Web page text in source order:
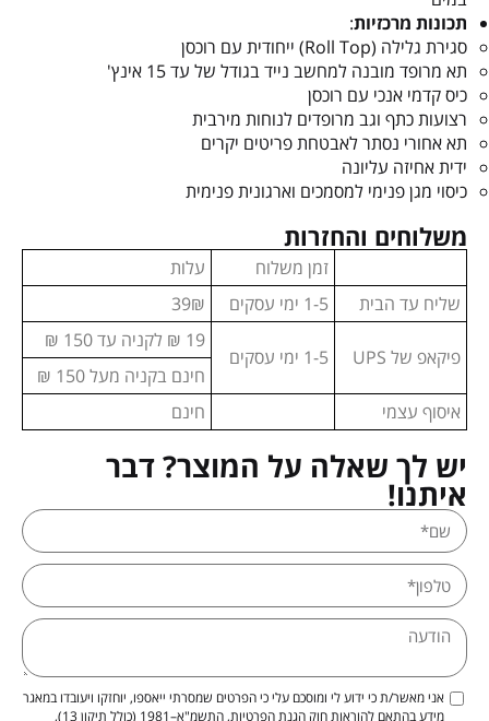
תכונות מרכזיות:
סגירת גלילה (Roll Top) ייחודית עם רוכסן
תא מרופד מובנה למחשב נייד בגודל של עד 15 אינץ'
כיס קדמי אנכי עם רוכסן
רצועות כתף וגב מרופדים לנוחות מירבית
תא אחורי נסתר לאבטחת פריטים יקרים
ידית אחיזה עליונה
כיסוי מגן פנימי למסמכים וארגונית פנימית
משלוחים והחזרות
זמן משלוח
עלות
שליח עד הבית
1-5 ימי עסקים 39₪
פיקאפ של UPS 1-5 ימי עסקים
19 ₪ לקניה עד 150 ₪
חינם בקניה מעל 150 ₪
איסוף עצמי
חינם
יש לך שאלה על המוצר? דבר
איתנו!
אני מאשר/ת כי ידוע לי ומוסכם עלי כי הפרטים שמסרתי ייאספו, יוחזקו ויעובדו במאגר
מידע בהתאם להוראות חוק הגנת הפרטיות, התשמ"א–1981 (כולל תיקון 13),